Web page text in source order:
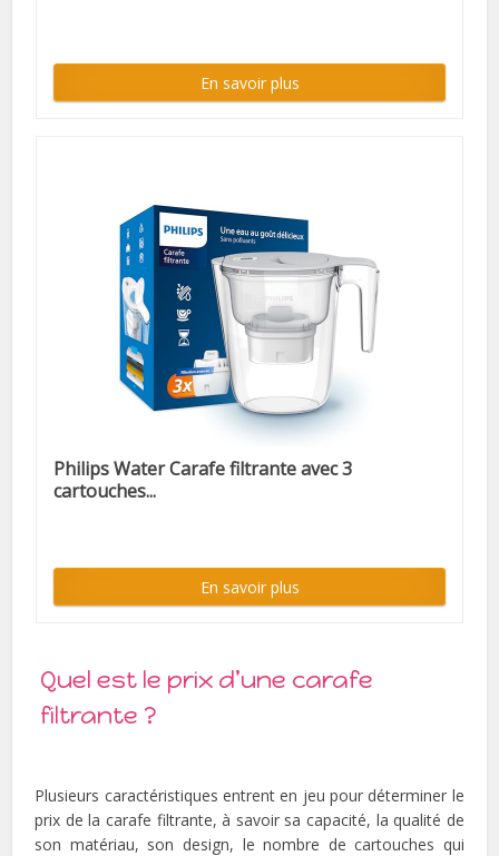
En savoir plus
Philips Water Carafe filtrante avec 3
cartouches...
En savoir plus
Quel est le prix d’une carafe
filtrante ?
Plusieurs caractéristiques entrent en jeu pour déterminer le
prix de la carafe filtrante, à savoir sa capacité, la qualité de
son matériau, son design, le nombre de cartouches qui